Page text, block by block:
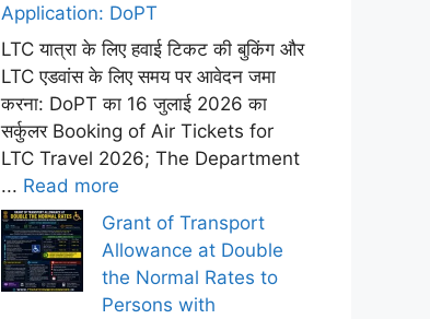
Application: DoPT
LTC यात्रा के लिए हवाई टिकट की बुकिंग और
LTC एडवांस के लिए समय पर आवेदन जमा
करना: DoPT का 16 जुलाई 2026 का
सर्कुलर Booking of Air Tickets for
LTC Travel 2026; The Department
... Read more
Grant of Transport
Allowance at Double
the Normal Rates to
Persons with